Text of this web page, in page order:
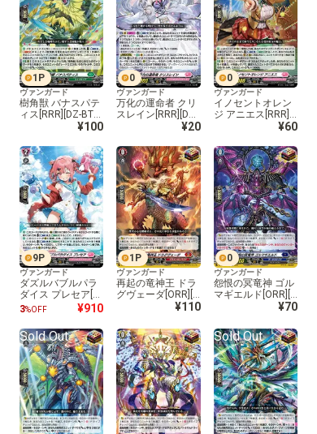
1 P
ヴァンガード
樹角獣 バナスパテ
ィス[RRR][DZ-BT0
¥100
0
ヴァンガード
万化の運命者 クリ
スレイン[RRR][DZ-
¥20
0
ヴァンガード
イノセントオレン
ジ アニエス[RRR]
[DZ-BT01/017]¥60
9P
ヴァンガード
ダズルバブルパラ
ダイス プレセア[R
RR][DZ-BT01/018]
3%OFF ¥910
1 P
ヴァンガード
再起の竜神王 ドラ
グヴェーダ[ORR][D
¥110
0
ヴァンガード
怨恨の冥竜神 ゴル
マギエルド[ORR][D
¥70
Sold Out Sold Out